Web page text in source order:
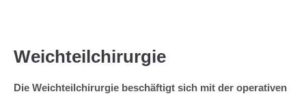
Weichteilchirurgie
Die Weichteilchirurgie beschäftigt sich mit der operativen